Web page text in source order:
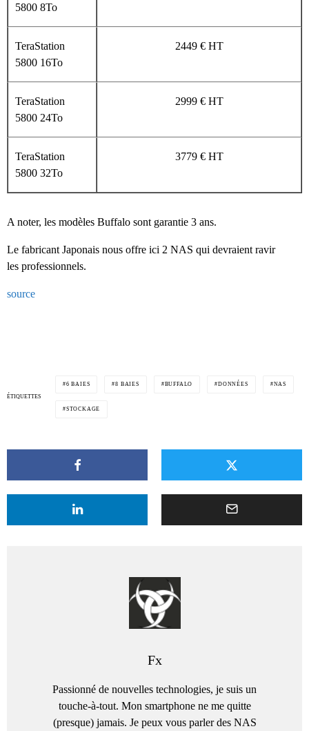
5800 8To
TeraStation
5800 16To
2449 € HT
TeraStation
5800 24To
2999 € HT
TeraStation
5800 32To
3779 € HT
A noter, les modèles Buffalo sont garantie 3 ans.
Le fabricant Japonais nous offre ici 2 NAS qui devraient ravir
les professionnels.
source
ÉTIQUETTES
6 BAIES 8 BAIES BUFFALO DONNÉES NAS
STOCKAGE
Fx
Passionné de nouvelles technologies, je suis un
touche-à-tout. Mon smartphone ne me quitte
(presque) jamais. Je peux vous parler des NAS